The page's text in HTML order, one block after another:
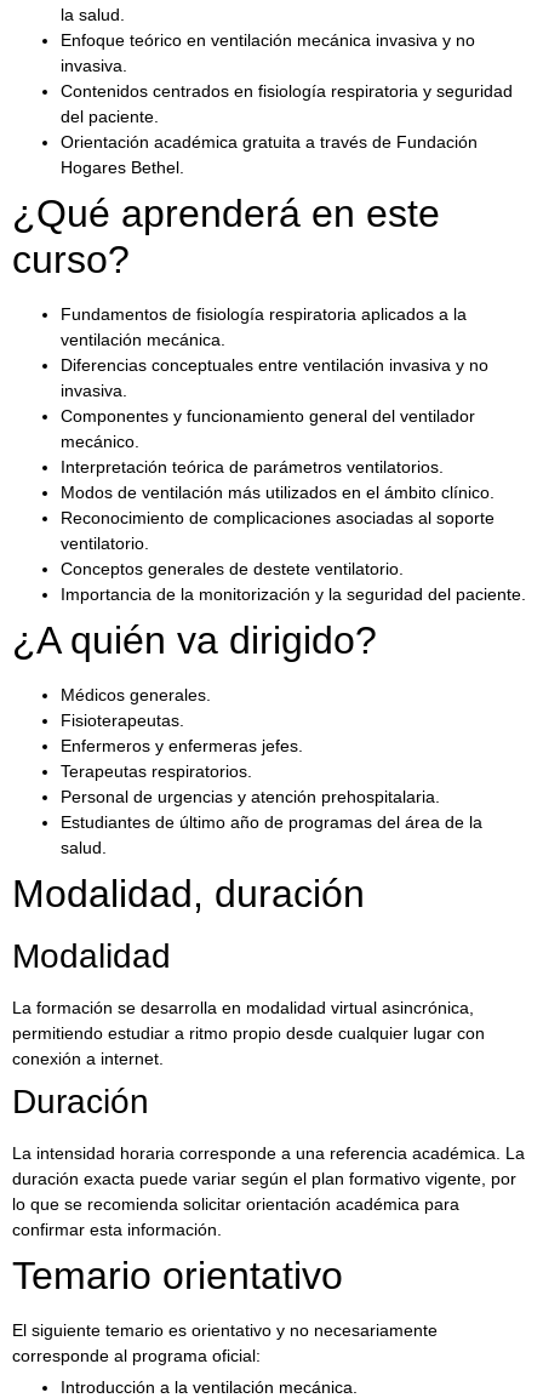
la salud.
Enfoque teórico en ventilación mecánica invasiva y no
invasiva.
Contenidos centrados en fisiología respiratoria y seguridad
del paciente.
Orientación académica gratuita a través de Fundación
Hogares Bethel.
¿Qué aprenderá en este
curso?
Fundamentos de fisiología respiratoria aplicados a la
ventilación mecánica.
Diferencias conceptuales entre ventilación invasiva y no
invasiva.
Componentes y funcionamiento general del ventilador
mecánico.
Interpretación teórica de parámetros ventilatorios.
Modos de ventilación más utilizados en el ámbito clínico.
Reconocimiento de complicaciones asociadas al soporte
ventilatorio.
Conceptos generales de destete ventilatorio.
Importancia de la monitorización y la seguridad del paciente.
¿A quién va dirigido?
Médicos generales.
Fisioterapeutas.
Enfermeros y enfermeras jefes.
Terapeutas respiratorios.
Personal de urgencias y atención prehospitalaria.
Estudiantes de último año de programas del área de la
salud.
Modalidad, duración
Modalidad
La formación se desarrolla en modalidad virtual asincrónica,
permitiendo estudiar a ritmo propio desde cualquier lugar con
conexión a internet.
Duración
La intensidad horaria corresponde a una referencia académica. La
duración exacta puede variar según el plan formativo vigente, por
lo que se recomienda solicitar orientación académica para
confirmar esta información.
Temario orientativo
El siguiente temario es orientativo y no necesariamente
corresponde al programa oficial:
Introducción a la ventilación mecánica.